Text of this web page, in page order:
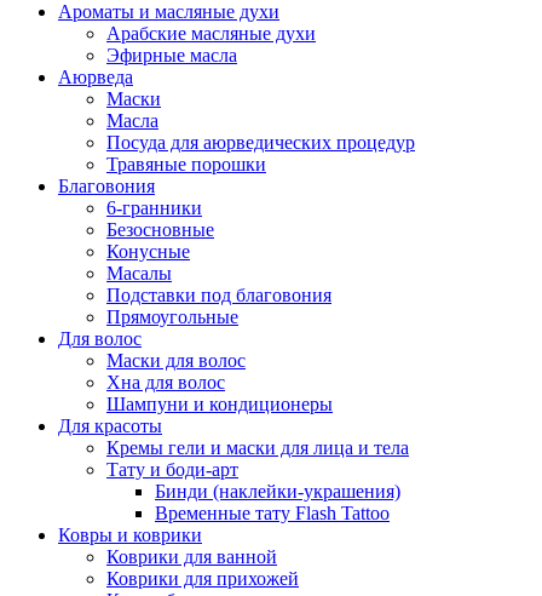
Ароматы и масляные духи
Арабские масляные духи
Эфирные масла
Аюрведа
Маски
Масла
Посуда для аюрведических процедур
Травяные порошки
Благовония
6-гранники
Безосновные
Конусные
Масалы
Подставки под благовония
Прямоугольные
Для волос
Маски для волос
Хна для волос
Шампуни и кондиционеры
Для красоты
Кремы гели и маски для лица и тела
Тату и боди-арт
Бинди (наклейки-украшения)
Временные тату Flash Tattoo
Ковры и коврики
Коврики для ванной
Коврики для прихожей